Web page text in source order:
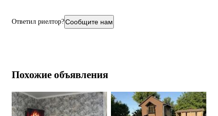
Ответил риелтор?Сообщите нам
Похожие объявления